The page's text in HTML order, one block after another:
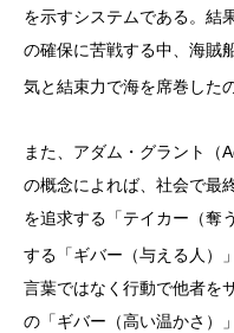
を示すシステムである。結
の確保に苦戦する中、海賊
気と結束力で海を席巻した
また、アダム・グラント（
の概念によれば、社会で最
を追求する「テイカー（奪
する「ギバー（与える人）
言葉ではなく行動で他者を
の「ギバー（高い温かさ）